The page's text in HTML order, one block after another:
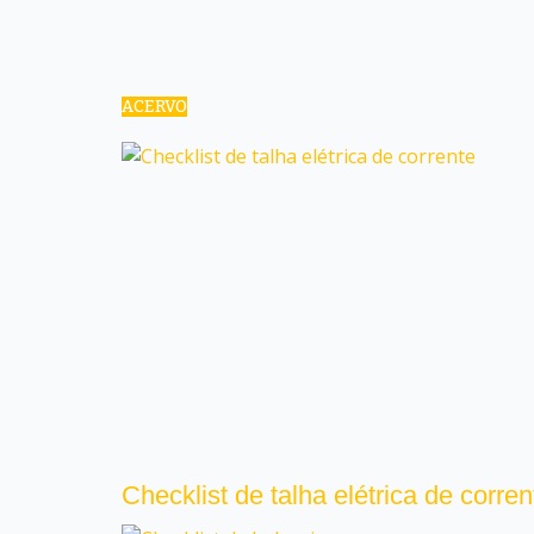
ACERVO
Checklist de talha elétrica de